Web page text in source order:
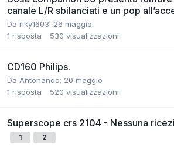
canale L/R sbilanciati e un pop
Da riky1603: 26 maggio
1 risposta 530 visualizzazioni
CD160 Philips.
Da Antonando: 20 maggio
1 risposta 520 visualizzazioni
Superscope crs 2104 - Nessuna
1 2